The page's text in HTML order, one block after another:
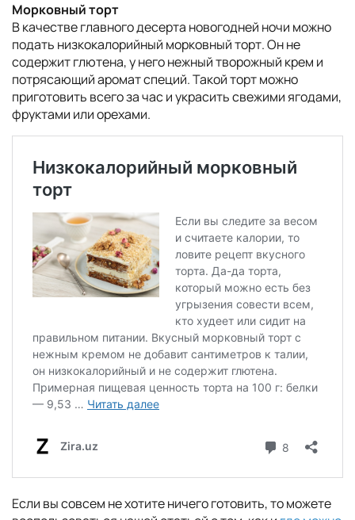
Морковный торт
В качестве главного десерта новогодней ночи можно
подать низкокалорийный морковный торт. Он не
содержит глютена, у него нежный творожный крем и
потрясающий аромат специй. Такой торт можно
приготовить всего за час и украсить свежими ягодами,
фруктами или орехами.
Если вы совсем не хотите ничего готовить, то можете